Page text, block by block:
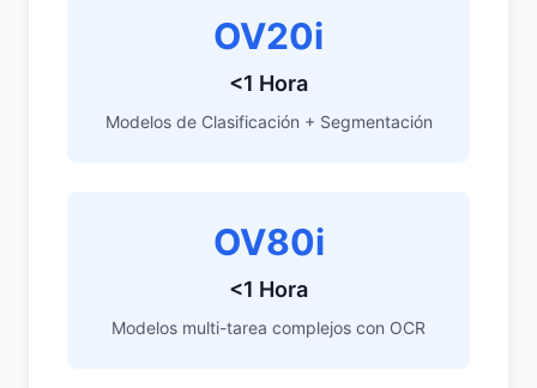
OV20i
<1 Hora
Modelos de Clasificación + Segmentación
OV80i
<1 Hora
Modelos multi-tarea complejos con OCR